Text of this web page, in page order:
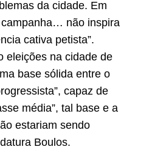
da cidade. Em
campanha… não inspira
cativa petista”.
eleições na cidade de
base sólida entre o
capaz de
média”, tal base e a
estariam sendo
Boulos.